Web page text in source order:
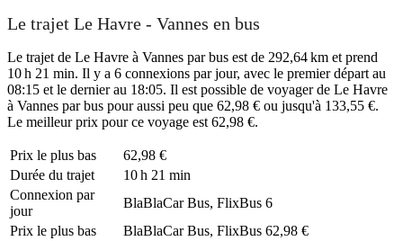
Le trajet Le Havre - Vannes en bus
Le trajet de Le Havre à Vannes par bus est de 292,64 km et prend
10 h 21 min. Il y a 6 connexions par jour, avec le premier départ au
08:15 et le dernier au 18:05. Il est possible de voyager de Le Havre
à Vannes par bus pour aussi peu que 62,98 € ou jusqu'à 133,55 €.
Le meilleur prix pour ce voyage est 62,98 €.
Prix ​​le plus bas
62,98 €
Durée du trajet
10 h 21 min
Connexion par
jour
BlaBlaCar Bus, FlixBus 6
Prix ​​le plus bas
BlaBlaCar Bus, FlixBus 62,98 €